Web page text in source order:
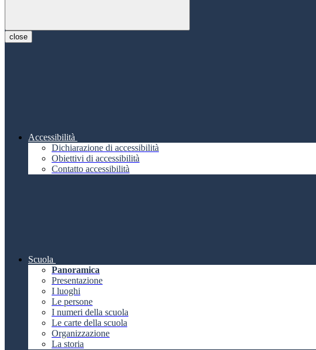
close
Accessibilità
Dichiarazione di accessibilità
Obiettivi di accessibilità
Contatto accessibilità
Scuola
Panoramica
Presentazione
I luoghi
Le persone
I numeri della scuola
Le carte della scuola
Organizzazione
La storia